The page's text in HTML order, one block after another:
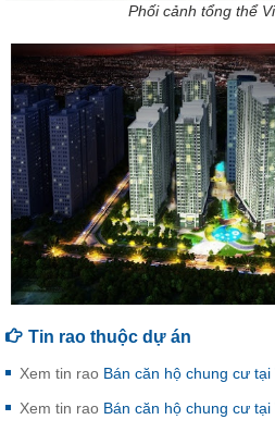
Phối cảnh tổng thể
Tin rao thuộc dự án
Xem tin rao Bán căn hộ chung cư tại
Xem tin rao Bán căn hộ chung cư tại